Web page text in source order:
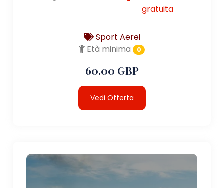
gratuita
Sport Aerei
Età minima
0
60.00 GBP
Vedi Offerta